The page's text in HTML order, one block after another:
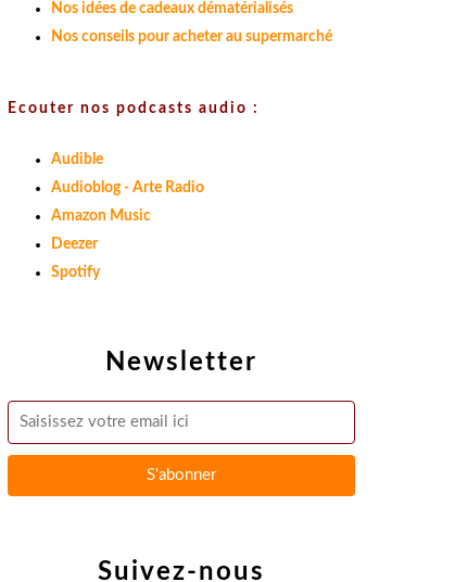
Newsletter
Suivez-nous
Nos idées de cadeaux dématérialisés
Nos conseils pour acheter au supermarché
Ecouter nos podcasts audio :
Audible
Audioblog - Arte Radio
Amazon Music
Deezer
Spotify